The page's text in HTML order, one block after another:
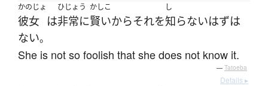
かのじょ
彼女 は
ひじょう
非常に
かしこ
賢いからそれを
し
知らないはずは
ない。
She is not so foolish that she does not know it.
— Tatoeba
Details ▸